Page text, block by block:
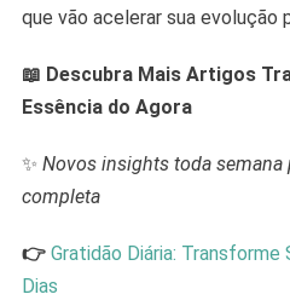
que vão acelerar sua evolução
📖 Descubra Mais Artigos
Essência do Agora
✨ Novos insights toda semana
completa
👉Gratidão Diária: Transforme
Dias